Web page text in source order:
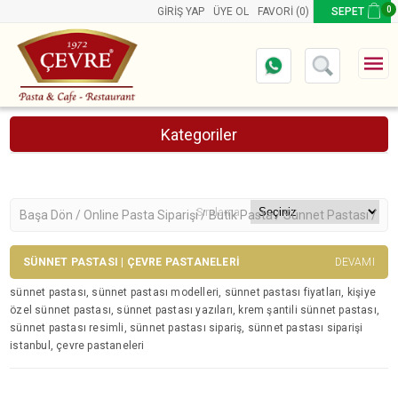
GIRIŞ YAP ÜYE OL FAVORI (0) SEPET 0
Kategoriler
Aynı Gün Teslimat Pastalar
Retro Pastalar
Wednesday Pasta
Kalp Pasta
Sevgiliye Pasta
Kuromi Pasta
Başa Dön / Online Pasta Siparişi /Butik Pasta /Sünnet Pastası /
Sıralama
SÜNNET PASTASI | ÇEVRE PASTANELERI DEVAMI
sünnet pastası, sünnet pastası modelleri, sünnet pastası fiyatları, kişiye
özel sünnet pastası, sünnet pastası yazıları, krem şantili sünnet pastası,
sünnet pastası resimli, sünnet pastası sipariş, sünnet pastası siparişi
istanbul, çevre pastaneleri